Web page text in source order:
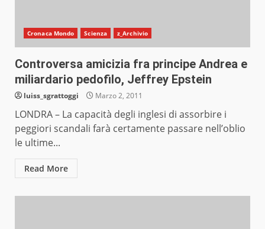
Cronaca Mondo Scienza z_Archivio
Controversa amicizia fra principe Andrea e
miliardario pedofilo, Jeffrey Epstein
luiss_sgrattoggi Marzo 2, 2011
LONDRA – La capacità degli inglesi di assorbire i
peggiori scandali farà certamente passare nell’oblio
le ultime...
Read More